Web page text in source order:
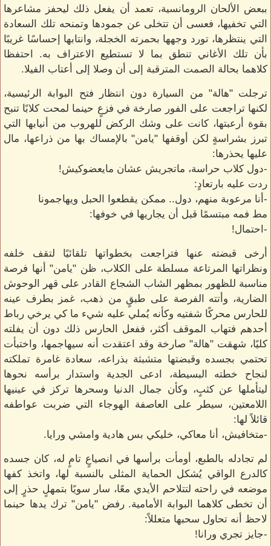
ببعض الألحان الرومانسية، تعمد أن يفعل ذلك ليحفز مشاعرها
التي تخفيها، فعسى أن تتخلى عن جمودها وتمنحه تلك السعادة
التي ينتظرها، تورد وجهها بحمرته الخجلة، وانتابها إحساسًا غريبًا
بأن تلك الأغاني تنطق بما لا تستطيع الاعتراف به. احتفظا
كلاهما بحالة الصمت المترقبة إلى أن وصلا إلى أعتاب الفيلا.
ترجلت "هالة" من السيارة دون انتظار فتح البوابة الرئيسية،
لكنها تراجعت على الفور صارخة في فزعٍ حينما لمحت كلابًا تنبح
بقوة أرعبتها، كانت على وشك الركض للهروب من أنيابها التي
تبرز بشراسةٍ لكن أوقفها "يامن" بالإمساك بها من ذراعها، مال
عليها يحذرها:
-دول كلاب حراسة، ماتجريش عشان مايعضوكيش!
ردت عليه بارتعادٍ:
-أنا مرعوبة منهم، دول.. ممكن يقطعوا الحبل ويهاجمونا
مط فمه مبتسمًا قبل أن يجاريها في خوفها:
-احتمال!
أرخى قبضته عنها فتراجعت بخطواتها تلقائيًا لتقف خلفه
ونظراتها المرتاعة مسلطة على الكلاب، ظن "يامن" أنها فرصة
مناسبة للظهور بمظهر الشاب الشجاع القادر على قهر الوحوش
الضارية، وأتته الفرصة على طبقٍ من ذهب، غمز بطرف عينه
للحارس محركًا شفتيه وكأنه يُملي عليه شيء ما كي يرخي رباط
أحدهم فتهاب الموقف أكثر، ففعل الحارس ذلك دون أن يفلته
كليًا، شهقت "هالة" صارخة وقد اعتقدت أنه سيهاجمها، واختبأت
تحتمي بجسده وقبضتها متشبثة بذراعه، سعادة غامرة تملكته
لنجاح خطته البسيطة، ادعى الجدية واستدار برأسه نحوها
ليتأملها عن كثبٍ، وكأن جمال الدنيا وسحرها تركز في عينيها
اللامعتين، سيطر على العاصفة الهوجاء التي ضربت عواطفه
قائلاً لها:
-متخافيش، أنا معاكي، خليكي بس هادية وامشي ورايا.
لم تجادله بالطبع، أومأت برأسها في انصياعٍ تامٍ له، كان جسده
كالدرع الواقي يُشكل الحماية المثلى بالنسبة لها، واتخذ كفها
موضعه في راحته لتتلاحم الأيدي معًا، سار سويًا بتمهلٍ حذرٍ إلى
أن تخطى كلاهما البوابة الأمامية. رفض "يامن" ترك يدها حينما
لاحظ أنه تحاول سحبها متعللاً:
-جايز تجري ورانا!